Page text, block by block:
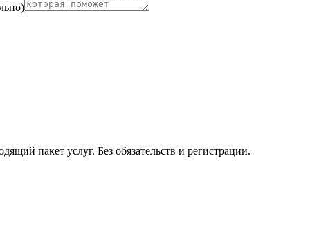
пакет услуг. Без обязательств и регистрации.